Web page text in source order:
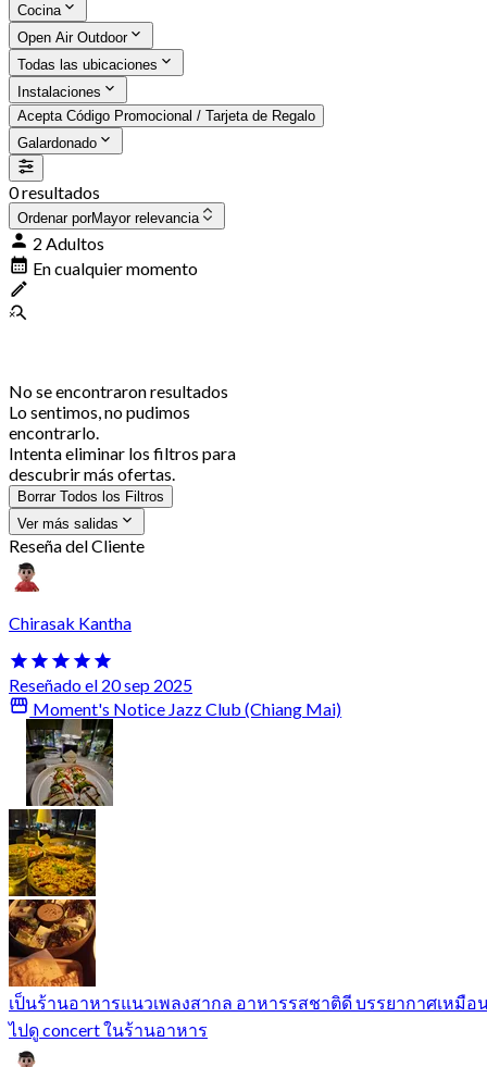
Cocina
Open Air Outdoor
Todas las ubicaciones
Instalaciones
Acepta Código Promocional / Tarjeta de Regalo
Galardonado
0 resultados
Ordenar porMayor relevancia
2 Adultos
En cualquier momento
No se encontraron resultados
Lo sentimos, no pudimos
encontrarlo.
Intenta eliminar los filtros para
descubrir más ofertas.
Borrar Todos los Filtros
Ver más salidas
Reseña del Cliente
Chirasak Kantha
Reseñado el 20 sep 2025
Moment's Notice Jazz Club (Chiang Mai)
เป็นร้านอาหารแนวเพลงสากล อาหารรสชาติดี บรรยากาศเหมือ
ไปดู concert ในร้านอาหาร